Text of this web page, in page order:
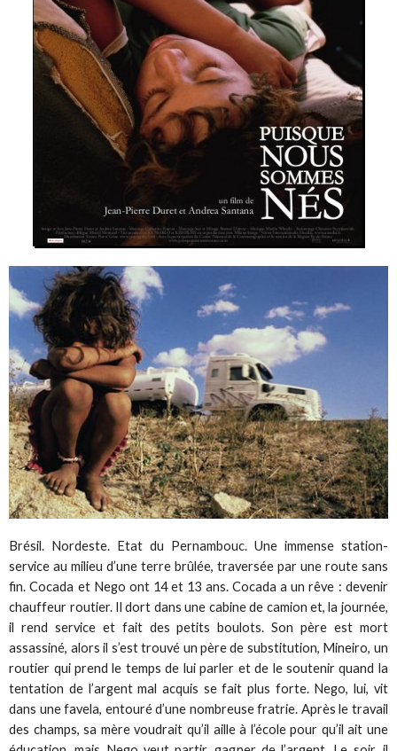
Brésil. Nordeste. Etat du Pernambouc. Une immense station-
service au milieu d’une terre brûlée, traversée par une route sans
fin. Cocada et Nego ont 14 et 13 ans. Cocada a un rêve : devenir
chauffeur routier. Il dort dans une cabine de camion et, la journée,
il rend service et fait des petits boulots. Son père est mort
assassiné, alors il s’est trouvé un père de substitution, Mineiro, un
routier qui prend le temps de lui parler et de le soutenir quand la
tentation de l’argent mal acquis se fait plus forte. Nego, lui, vit
dans une favela, entouré d’une nombreuse fratrie. Après le travail
des champs, sa mère voudrait qu’il aille à l’école pour qu’il ait une